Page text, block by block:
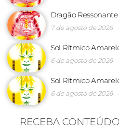
Dragão Ressonante
7 de agosto de 2026
Sol Rítmico
6 de agosto de 2026
Sol Rítmico
6 de agosto de 2026
RECEBA